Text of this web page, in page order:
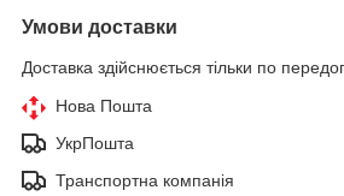
Умови доставки
Доставка здійснюється тільки по
Нова Пошта
УкрПошта
Транспортна компанія